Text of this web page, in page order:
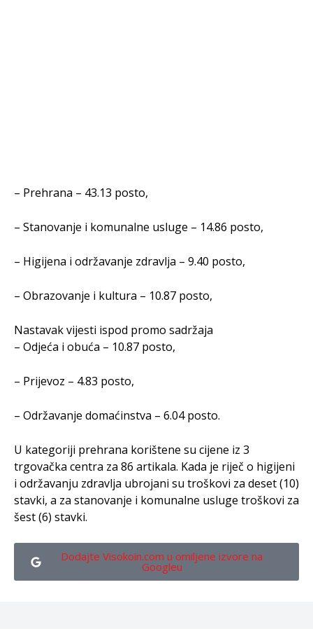
– Prehrana – 43.13 posto,
– Stanovanje i komunalne usluge – 14.86 posto,
– Higijena i održavanje zdravlja – 9.40 posto,
– Obrazovanje i kultura – 10.87 posto,
Nastavak vijesti ispod promo sadržaja
– Odjeća i obuća – 10.87 posto,
– Prijevoz – 4.83 posto,
– Održavanje domaćinstva – 6.04 posto.
U kategoriji prehrana korištene su cijene iz 3
trgovačka centra za 86 artikala. Kada je riječ o higijeni
i održavanju zdravlja ubrojani su troškovi za deset (10)
stavki, a za stanovanje i komunalne usluge troškovi za
šest (6) stavki.
Dodajte Visokoin.com u omiljene izvore na
Googleu